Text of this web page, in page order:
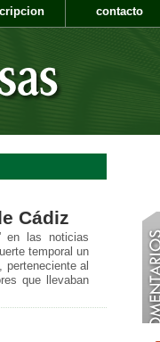
contacto
Cádiz
en las noticias
temporal un
perteneciente al
que llevaban